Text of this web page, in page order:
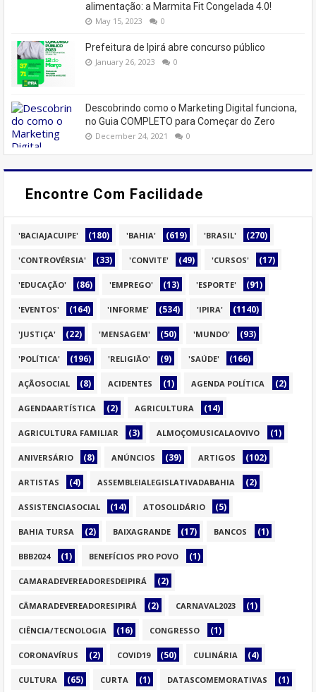
alimentação: a Marmita Fit Congelada 4.0!
May 15, 2023 0
Prefeitura de Ipirá abre concurso público
January 26, 2023 0
Descobrindo como o Marketing Digital funciona,
no Guia COMPLETO para Começar do Zero
December 24, 2021 0
Encontre Com Facilidade
'BACIAJACUIPE' (180) 'BAHIA' (619) 'BRASIL' (270)
'CONTROVÉRSIA' (33) 'CONVITE' (49) 'CURSOS' (17)
'EDUCAÇÃO' (86) 'EMPREGO' (13) 'ESPORTE' (91)
'EVENTOS' (164) 'INFORME' (534) 'IPIRA' (1140)
'JUSTIÇA' (22) 'MENSAGEM' (50) 'MUNDO' (93)
'POLÍTICA' (196) 'RELIGIÃO' (9) 'SAÚDE' (166)
AÇÃOSOCIAL (8) ACIDENTES (1) AGENDA POLÍTICA (2)
AGENDAARTÍSTICA (2) AGRICULTURA (14)
AGRICULTURA FAMILIAR (3) ALMOÇOMUSICALAOVIVO (1)
ANIVERSÁRIO (8) ANÚNCIOS (39) ARTIGOS (102)
ARTISTAS (4) ASSEMBLEIALEGISLATIVADABAHIA (2)
ASSISTENCIASOCIAL (14) ATOSOLIDÁRIO (5)
BAHIA TURSA (2) BAIXAGRANDE (17) BANCOS (1)
BBB2024 (1) BENEFÍCIOS PRO POVO (1)
CAMARADEVEREADORESDEIPIRÁ (2)
CÂMARADEVEREADORESIPIRÁ (2) CARNAVAL2023 (1)
CIÊNCIA/TECNOLOGIA (16) CONGRESSO (1)
CORONAVÍRUS (2) COVID19 (50) CULINÁRIA (4)
CULTURA (65) CURTA (1) DATASCOMEMORATIVAS (1)